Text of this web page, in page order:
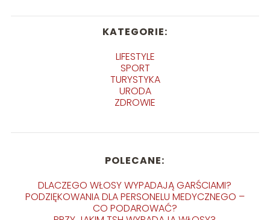
KATEGORIE:
LIFESTYLE
SPORT
TURYSTYKA
URODA
ZDROWIE
POLECANE:
DLACZEGO WŁOSY WYPADAJĄ GARŚCIAMI?
PODZIĘKOWANIA DLA PERSONELU MEDYCZNEGO –
CO PODAROWAĆ?